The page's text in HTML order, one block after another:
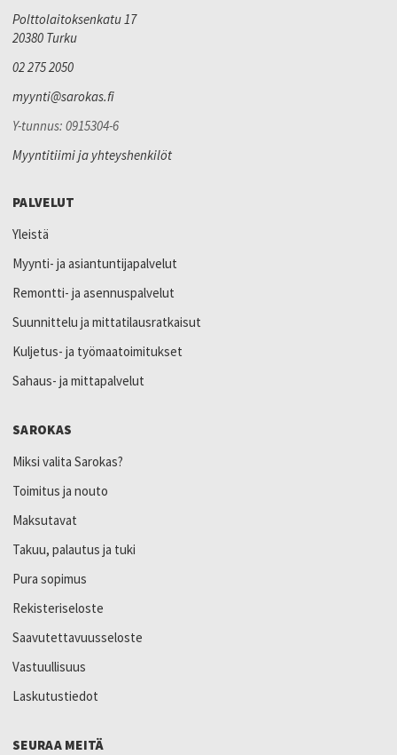
Polttolaitoksenkatu 17
20380 Turku
02 275 2050
myynti@sarokas.fi
Y-tunnus: 0915304-6
Myyntitiimi ja yhteyshenkilöt
PALVELUT
Yleistä
Myynti- ja asiantuntijapalvelut
Remontti- ja asennuspalvelut
Suunnittelu ja mittatilausratkaisut
Kuljetus- ja työmaatoimitukset
Sahaus- ja mittapalvelut
SAROKAS
Miksi valita Sarokas?
Toimitus ja nouto
Maksutavat
Takuu, palautus ja tuki
Pura sopimus
Rekisteriseloste
Saavutettavuusseloste
Vastuullisuus
Laskutustiedot
SEURAA MEITÄ